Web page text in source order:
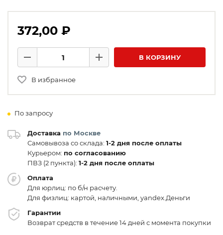
372,00 ₽
Минус
Плюс В КОРЗИНУ
В избранное
По запросу
Доставка по Москве
Самовывоза со склада: 1-2 дня после оплаты
Курьером: по согласованию
ПВЗ (2 пункта): 1-2 дня после оплаты
Оплата
Для юрлиц: по б/н расчету.
Для физлиц: картой, наличными, yandex.Деньги
Гарантии
Возврат средств в течение 14 дней с момента покупки